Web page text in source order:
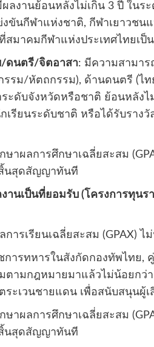
ผลงานย้อนหลังไม่เกิน 3 ปี ใน
ขันกีฬาแห่งชาติ, กีฬาเยาวช
สมาคมกีฬาแห่งประเทศไทยเ
ดนตรี/จิตอาสา: มีความสามาร
รม/หัตถกรรม), ด้านดนตรี (ไ
ะดับจังหวัดหรือชาติ ย้อนหลังไ
รียนระดับชาติ หรือได้รับราง
ษาผลการศึกษาเฉลี่ยสะสม
นสุดสัญญาทันที
นเป็นที่ยอมรับ (โครงการทุนร
การเรียนเฉลี่ยสะสม (GPAX) ไ
การทหารในสังกัดกองทัพไทย,
ตามกฎหมายมาแล้วไม่น้อยกว่
ระเวนชายแดน เพื่อสนับสนุนผู้
ษาผลการศึกษาเฉลี่ยสะสม
นสุดสัญญาทันที